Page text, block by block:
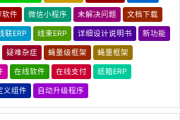
软件 微信小程序 未解决问题 文档下载
联ERP 线束ERP 详细设计说明书 新功能
疑难杂症 蝇量级框架 蝇量框架
在线软件 在线支付 纸箱ERP
义组件 自动升级程序